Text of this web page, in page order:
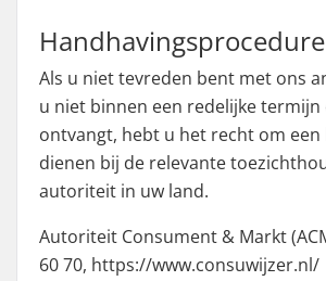
Handhavingsprocedure
Als u niet tevreden bent met ons
u niet binnen een redelijke termijn
ontvangt, hebt u het recht om een
dienen bij de relevante
autoriteit in uw land.
Autoriteit Consument & Markt
60 70, https://www.consuwijzer.nl/